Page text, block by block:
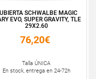
SCHWALBE MAGIC
EVO, SUPER GRAVITY, TLE
29X2.60
76,20€
Talla ÚNICA
En stock, entrega en 24-72h